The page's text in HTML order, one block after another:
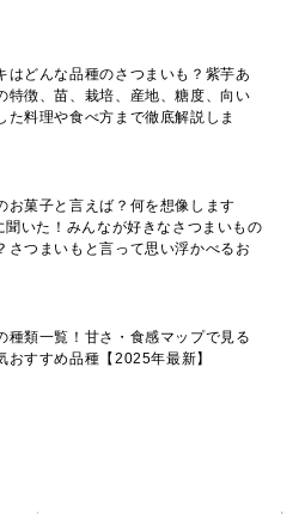
はどんな品種のさつまいも？紫芋あ
特徴、苗、栽培、産地、糖度、向い
た料理や食べ方まで徹底解説しま
お菓子と言えば？何を想像します
聞いた！みんなが好きなさつまいもの
さつまいもと言って思い浮かべるお
種類一覧！甘さ・食感マップで見る
おすすめ品種【2025年最新】